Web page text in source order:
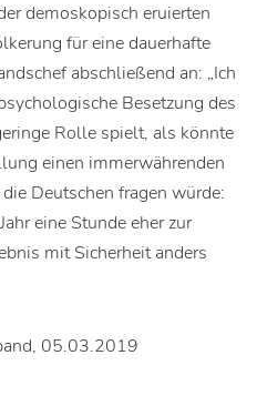
demoskopisch eruierten
für eine dauerhafte
abschließend an: „Ich
Besetzung des
Rolle spielt, als könnte
einen immerwährenden
Deutschen fragen würde:
eine Stunde eher zur
mit Sicherheit anders
05.03.2019